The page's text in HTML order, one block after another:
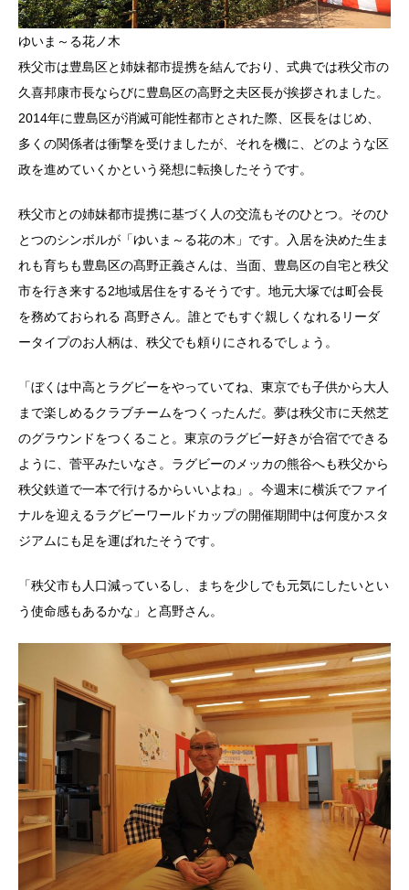
ゆいま～る花ノ木
秩父市は豊島区と姉妹都市提携を結んでおり、式典では秩父市の
久喜邦康市長ならびに豊島区の高野之夫区長が挨拶されました。
2014年に豊島区が消滅可能性都市とされた際、区長をはじめ、
多くの関係者は衝撃を受けましたが、それを機に、どのような区
政を進めていくかという発想に転換したそうです。
秩父市との姉妹都市提携に基づく人の交流もそのひとつ。そのひ
とつのシンボルが「ゆいま～る花の木」です。入居を決めた生ま
れも育ちも豊島区の髙野正義さんは、当面、豊島区の自宅と秩父
市を行き来する2地域居住をするそうです。地元大塚では町会長
を務めておられる 髙野さん。誰とでもすぐ親しくなれるリーダ
ータイプのお人柄は、秩父でも頼りにされるでしょう。
「ぼくは中高とラグビーをやっていてね、東京でも子供から大人
まで楽しめるクラブチームをつくったんだ。夢は秩父市に天然芝
のグラウンドをつくること。東京のラグビー好きが合宿でできる
ように、菅平みたいなさ。ラグビーのメッカの熊谷へも秩父から
秩父鉄道で一本で行けるからいいよね」。今週末に横浜でファイ
ナルを迎えるラグビーワールドカップの開催期間中は何度かスタ
ジアムにも足を運ばれたそうです。
「秩父市も人口減っているし、まちを少しでも元気にしたいとい
う使命感もあるかな」と髙野さん。